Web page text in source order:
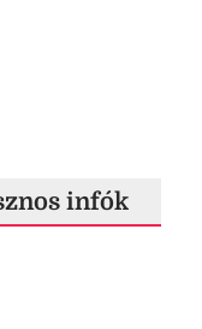
infók